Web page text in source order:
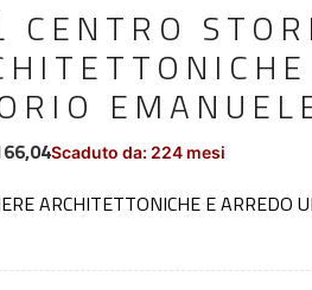
Scaduto da: 224 mesi
ARCHITETTONICHE E ARREDO